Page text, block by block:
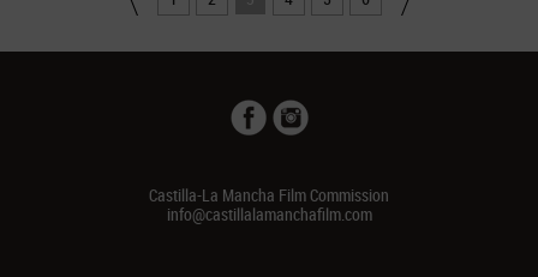
Castilla-La Mancha Film Commission
info@castillalamanchafilm.com